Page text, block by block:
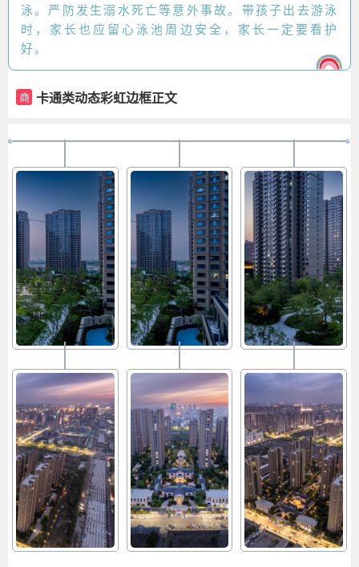
泳。严防发生溺水死亡等意外事故。带孩子出去游泳
时，家长也应留心泳池周边安全，家长一定要看护
好。
商 卡通类动态彩虹边框正文